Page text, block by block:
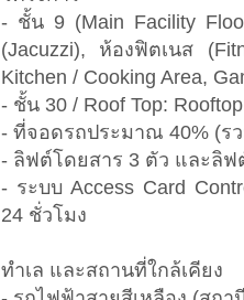
- ชั้น 9 (Main Facility
(Jacuzzi), ห้องฟิตเนส
Kitchen / Cooking Area,
- ชั้น 30 / Roof Top:
- ที่จอดรถประมาณ 40% (
- ลิฟต์โดยสาร 3 ตัว และลิฟ
- ระบบ Access Card
24 ชั่วโมง
ทำเล และสถานที่ใกล้เคียง